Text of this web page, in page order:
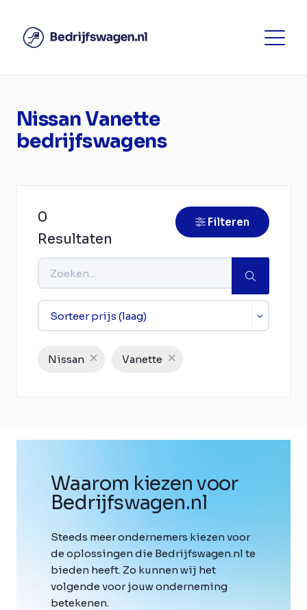
Nissan Vanette
bedrijfswagens
0
Resultaten
Filteren
Nissan Vanette
Waarom kiezen voor
Bedrijfswagen.nl
Steeds meer ondernemers kiezen voor
de oplossingen die Bedrijfswagen.nl te
bieden heeft. Zo kunnen wij het
volgende voor jouw onderneming
betekenen.